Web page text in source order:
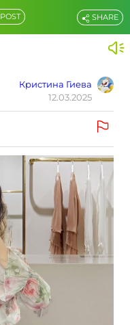
POST
Кристина Гиева
12.03.2025
SHARE